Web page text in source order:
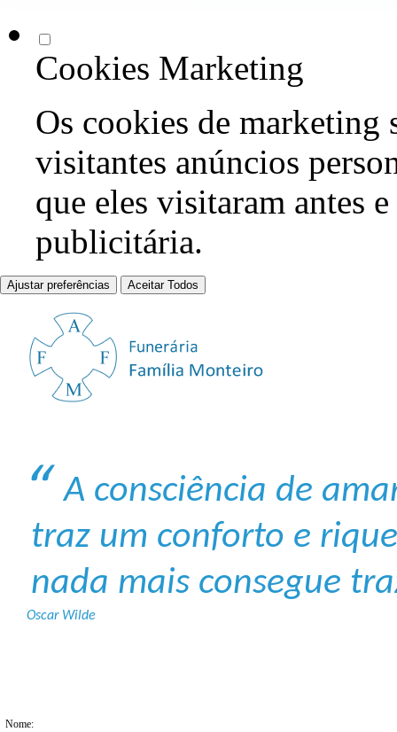
Cookies Marketing
Os cookies de marketing
visitantes anúncios
que eles visitaram antes
publicitária.
Ajustar preferências Aceitar Todos
A consciência de
traz um conforto e
nada mais consegue
Oscar Wilde
Nome: